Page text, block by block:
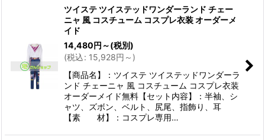
ツイステ ツイステッドワンダーランド チェー
ニャ 風 コスチューム コスプレ衣装 オーダーメ
イド
14,480円 ～(税別)
(税込: 15,928円 ～ )
【商品名】：ツイステ ツイステッドワンダーラ
ンド チェーニャ 風 コスチューム コスプレ衣装
オーダーメイド無料【セット内容】：半袖、シ
ャツ、ズボン、ベルト、尻尾、指飾り、耳
【素 材】：コスプレ専用…